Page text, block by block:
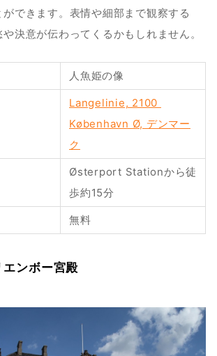
ができます。表情や細部まで観察する
決意が伝わってくるかもしれません。
人魚姫の像
Langelinie, 2100
København Ø, デンマー
ク
Østerport Stationから徒
歩約15分
無料
エンボー宮殿